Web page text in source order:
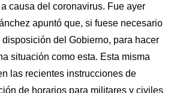
causa del coronavirus. Fue ayer
apuntó que, si fuese necesario
disposición del Gobierno, para hacer
situación como esta. Esta misma
las recientes instrucciones de
de horarios para militares y civiles